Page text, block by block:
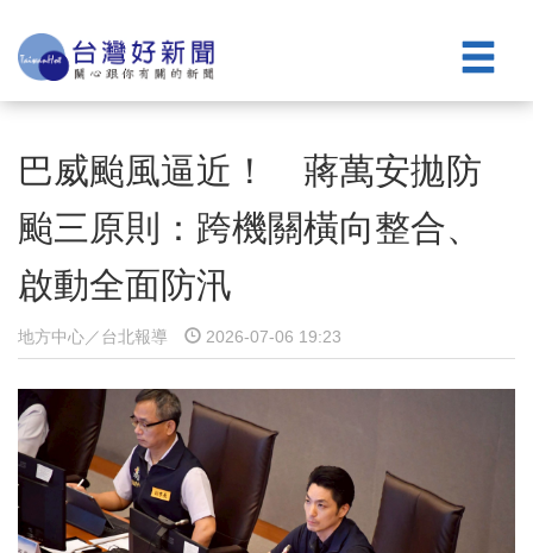
巴威颱風逼近！ 蔣萬安拋防
颱三原則：跨機關橫向整合、
啟動全面防汛
地方中心／台北報導 2026-07-06 19:23